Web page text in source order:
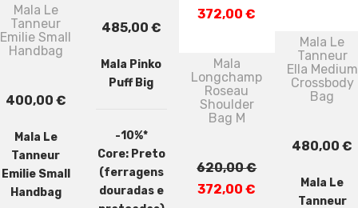
Mala Le
Tanneur
Emilie Small
Handbag
400,00 €
Mala Le
Tanneur
Emilie Small
Handbag
485,00 €
Mala Pinko
Puff Big
-10%*
Core:Preto
(ferragens
douradas e
O
original
era:
620,00 €.
372,00€
é:
372,00 €.
Mala
Longchamp
Roseau
Shoulder
Bag M
620,00€
O
372,00€
Mala Le
Tanneur
Ella Medium
Crossbody
Bag
480,00€
Mala Le
Tanneur